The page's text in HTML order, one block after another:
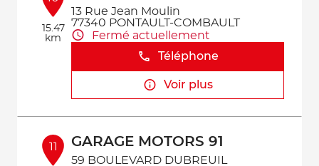
15.47
km
13 Rue Jean Moulin
77340 PONTAULT-COMBAULT
Fermé actuellement
Téléphone
Voir plus
11 GARAGE MOTORS 91
59 BOULEVARD DUBREUIL